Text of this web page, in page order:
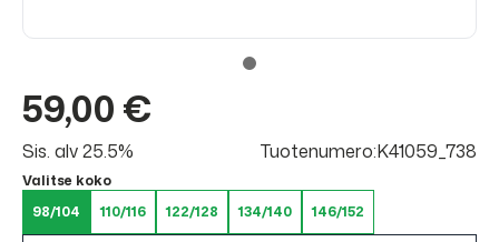
59,00 €
Sis. alv 25.5% Tuotenumero:K41059_738
Valitse koko
98/104
110/116 122/128 134/140 146/152